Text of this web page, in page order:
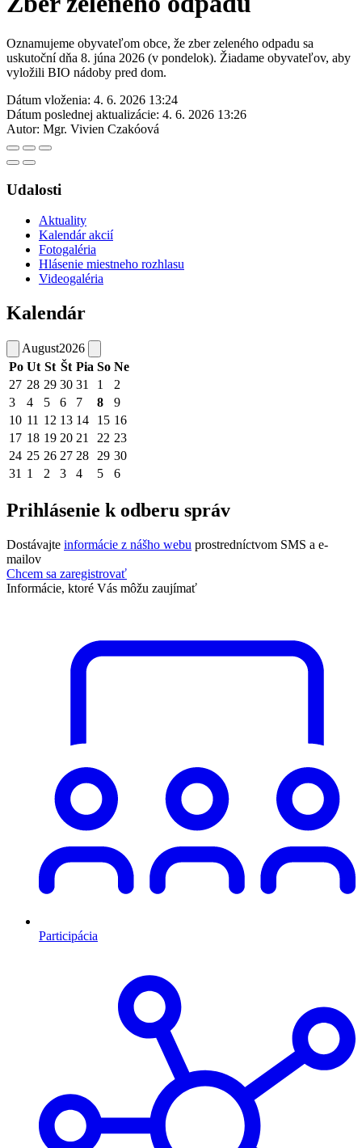
Oznamujeme obyvateľom obce, že zber zeleného odpadu sa
uskutoční dňa 8. júna 2026 (v pondelok). Žiadame obyvateľov, aby
vyložili BIO nádoby pred dom.
Dátum vloženia: 4. 6. 2026 13:24
Dátum poslednej aktualizácie: 4. 6. 2026 13:26
Autor: Mgr. Vivien Czakóová
Udalosti
Aktuality
Kalendár akcií
Fotogaléria
Hlásenie miestneho rozhlasu
Videogaléria
Kalendár
August2026
Po Ut St Št Pia So Ne
27 28 29 30 31 1
2
3
4 5 6 7 8
9
10 11 12 13 14 15 16
17 18 19 20 21 22 23
24 25 26 27 28 29 30
31 1 2 3 4 5 6
Prihlásenie k odberu správ
Dostávajte informácie z nášho webu prostredníctvom SMS a e-
mailov
Chcem sa zaregistrovať
Informácie, ktoré Vás môžu zaujímať
Participácia